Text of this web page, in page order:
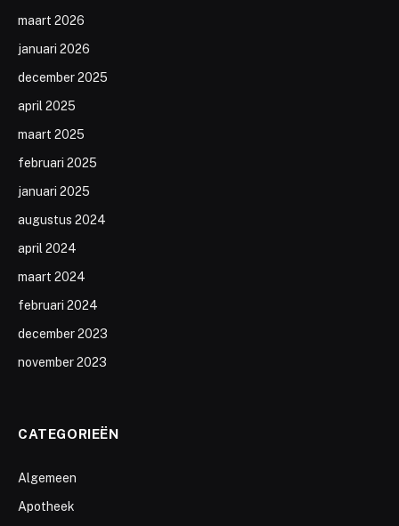
maart 2026
januari 2026
december 2025
april 2025
maart 2025
februari 2025
januari 2025
augustus 2024
april 2024
maart 2024
februari 2024
december 2023
november 2023
CATEGORIEËN
Algemeen
Apotheek